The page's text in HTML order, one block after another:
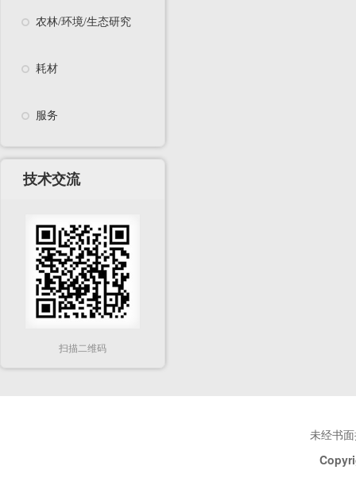
农林/环境/生态研究
耗材
服务
技术交流
扫描二维码
未经书